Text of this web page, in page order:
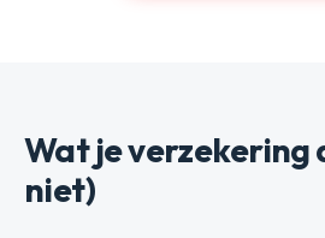
Wat je verzekering
niet)